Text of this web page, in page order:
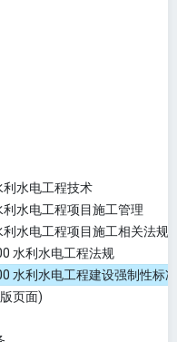
利水电工程技术
利水电工程项目施工管理
利水电工程项目施工相关法规
水利水电工程法规
水利水电工程建设强制性标准
页面)